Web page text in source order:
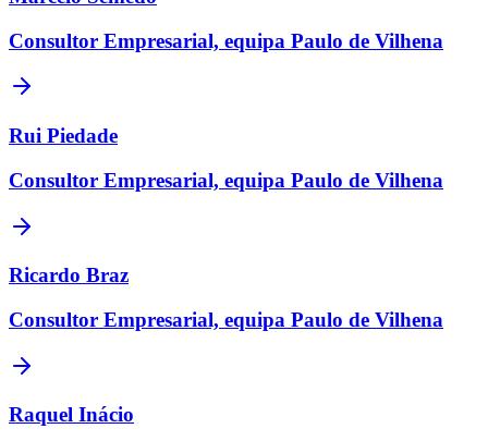
Consultor Empresarial, equipa Paulo de Vilhena
Rui Piedade
Consultor Empresarial, equipa Paulo de Vilhena
Ricardo Braz
Consultor Empresarial, equipa Paulo de Vilhena
Raquel Inácio